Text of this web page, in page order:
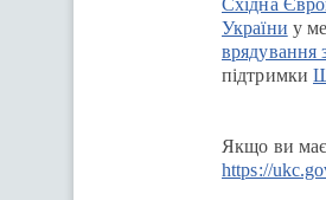
Східна
України у
врядування
підтримки
Якщо ви
https://